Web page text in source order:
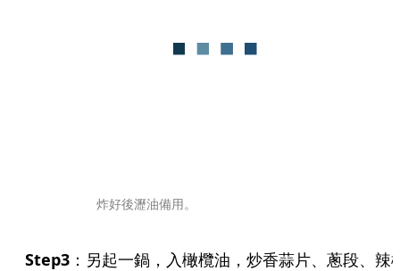
炸好後瀝油備用。
Step3 ：另起一鍋，入橄欖油，炒香蒜片、蔥段、辣